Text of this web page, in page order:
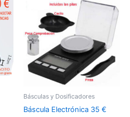
Básculas y Dosificadores
Báscula Electrónica 35 €